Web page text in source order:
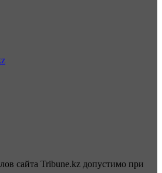
сайта Tribune.kz допустимо при